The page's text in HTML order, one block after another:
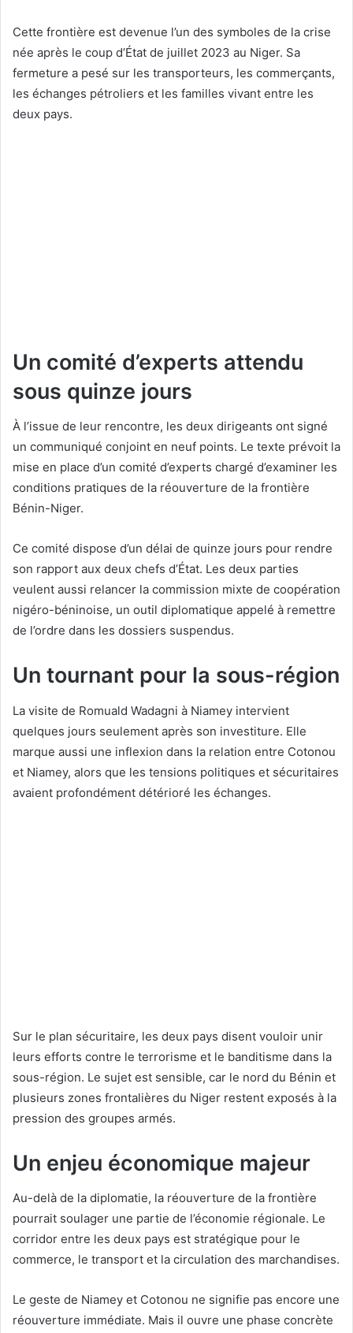
Cette frontière est devenue l’un des symboles de la crise
née après le coup d’État de juillet 2023 au Niger. Sa
fermeture a pesé sur les transporteurs, les commerçants,
les échanges pétroliers et les familles vivant entre les
deux pays.
Un comité d’experts attendu
sous quinze jours
À l’issue de leur rencontre, les deux dirigeants ont signé
un communiqué conjoint en neuf points. Le texte prévoit la
mise en place d’un comité d’experts chargé d’examiner les
conditions pratiques de la réouverture de la frontière
Bénin-Niger.
Ce comité dispose d’un délai de quinze jours pour rendre
son rapport aux deux chefs d’État. Les deux parties
veulent aussi relancer la commission mixte de coopération
nigéro-béninoise, un outil diplomatique appelé à remettre
de l’ordre dans les dossiers suspendus.
Un tournant pour la sous-région
La visite de Romuald Wadagni à Niamey intervient
quelques jours seulement après son investiture. Elle
marque aussi une inflexion dans la relation entre Cotonou
et Niamey, alors que les tensions politiques et sécuritaires
avaient profondément détérioré les échanges.
Sur le plan sécuritaire, les deux pays disent vouloir unir
leurs efforts contre le terrorisme et le banditisme dans la
sous-région. Le sujet est sensible, car le nord du Bénin et
plusieurs zones frontalières du Niger restent exposés à la
pression des groupes armés.
Un enjeu économique majeur
Au-delà de la diplomatie, la réouverture de la frontière
pourrait soulager une partie de l’économie régionale. Le
corridor entre les deux pays est stratégique pour le
commerce, le transport et la circulation des marchandises.
Le geste de Niamey et Cotonou ne signifie pas encore une
réouverture immédiate. Mais il ouvre une phase concrète